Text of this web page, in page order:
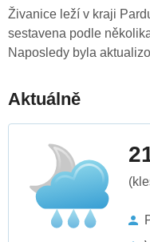
Živanice leží v kraji
sestavena podle
Naposledy byla
Aktuálně